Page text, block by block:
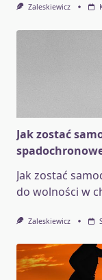
Zaleskiewicz
Jak zostać
Jak zostać
do wolności w
Zaleskiewicz